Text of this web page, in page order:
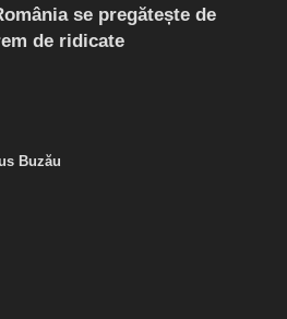
se pregătește de
de ridicate
Buzău